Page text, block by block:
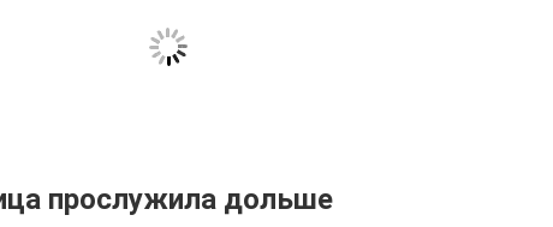
прослужила дольше